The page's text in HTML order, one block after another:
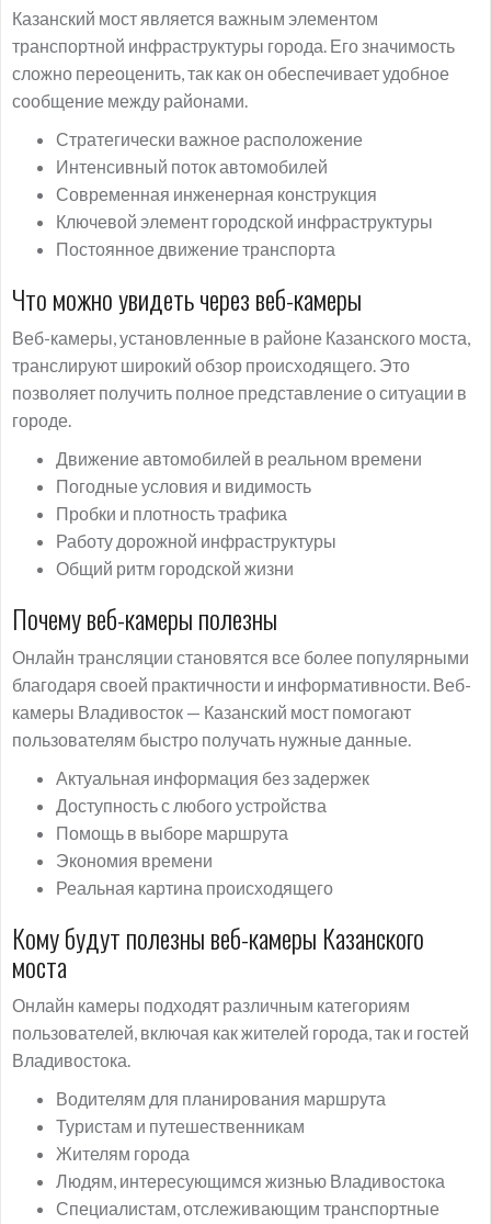
Казанский мост является важным элементом
транспортной инфраструктуры города. Его значимость
сложно переоценить, так как он обеспечивает удобное
сообщение между районами.
Стратегически важное расположение
Интенсивный поток автомобилей
Современная инженерная конструкция
Ключевой элемент городской инфраструктуры
Постоянное движение транспорта
Что можно увидеть через веб-камеры
Веб-камеры, установленные в районе Казанского моста,
транслируют широкий обзор происходящего. Это
позволяет получить полное представление о ситуации в
городе.
Движение автомобилей в реальном времени
Погодные условия и видимость
Пробки и плотность трафика
Работу дорожной инфраструктуры
Общий ритм городской жизни
Почему веб-камеры полезны
Онлайн трансляции становятся все более популярными
благодаря своей практичности и информативности. Веб-
камеры Владивосток — Казанский мост помогают
пользователям быстро получать нужные данные.
Актуальная информация без задержек
Доступность с любого устройства
Помощь в выборе маршрута
Экономия времени
Реальная картина происходящего
Кому будут полезны веб-камеры Казанского
моста
Онлайн камеры подходят различным категориям
пользователей, включая как жителей города, так и гостей
Владивостока.
Водителям для планирования маршрута
Туристам и путешественникам
Жителям города
Людям, интересующимся жизнью Владивостока
Специалистам, отслеживающим транспортные